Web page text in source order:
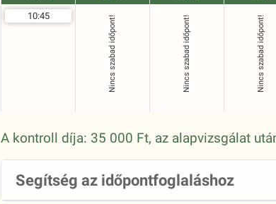
10:45 Nincs szabad időpont! Nincs szabad időpont! Nincs szabad időpont!
A kontroll díja: 35 000 Ft, az alapvizsgálat
Segítség az időpontfoglaláshoz